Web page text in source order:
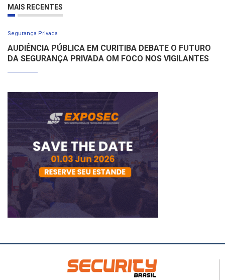
MAIS RECENTES
Segurança Privada
AUDIÊNCIA PÚBLICA EM CURITIBA DEBATE O FUTURO
DA SEGURANÇA PRIVADA OM FOCO NOS VIGILANTES